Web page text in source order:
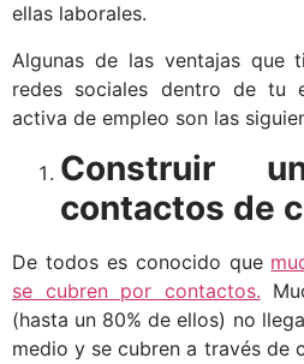
ellas laborales.
Algunas de las ventajas que
redes sociales dentro de tu
activa de empleo son las
Construir
contactos de
De todos es conocido que
se cubren por contactos.
(hasta un 80% de ellos) no
medio y se cubren a través de